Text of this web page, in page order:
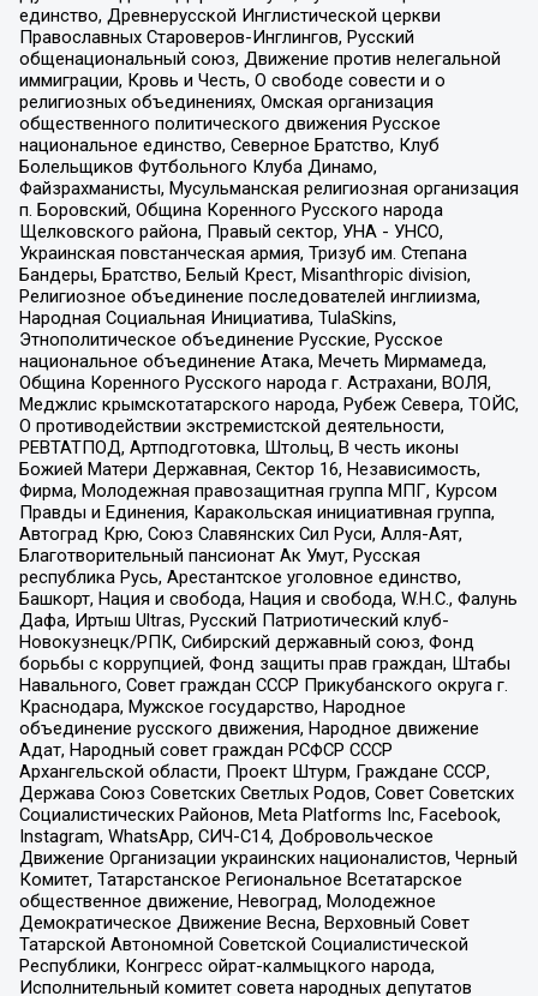
единство, Древнерусской Инглистической церкви
Православных Староверов-Инглингов, Русский
общенациональный союз, Движение против нелегальной
иммиграции, Кровь и Честь, О свободе совести и о
религиозных объединениях, Омская организация
общественного политического движения Русское
национальное единство, Северное Братство, Клуб
Болельщиков Футбольного Клуба Динамо,
Файзрахманисты, Мусульманская религиозная организация
п. Боровский, Община Коренного Русского народа
Щелковского района, Правый сектор, УНА - УНСО,
Украинская повстанческая армия, Тризуб им. Степана
Бандеры, Братство, Белый Крест, Misanthropic division,
Религиозное объединение последователей инглиизма,
Народная Социальная Инициатива, TulaSkins,
Этнополитическое объединение Русские, Русское
национальное объединение Атака, Мечеть Мирмамеда,
Община Коренного Русского народа г. Астрахани, ВОЛЯ,
Меджлис крымскотатарского народа, Рубеж Севера, ТОЙС,
О противодействии экстремистской деятельности,
РЕВТАТПОД, Артподготовка, Штольц, В честь иконы
Божией Матери Державная, Сектор 16, Независимость,
Фирма, Молодежная правозащитная группа МПГ, Курсом
Правды и Единения, Каракольская инициативная группа,
Автоград Крю, Союз Славянских Сил Руси, Алля-Аят,
Благотворительный пансионат Ак Умут, Русская
республика Русь, Арестантское уголовное единство,
Башкорт, Нация и свобода, Нация и свобода, W.H.С., Фалунь
Дафа, Иртыш Ultras, Русский Патриотический клуб-
Новокузнецк/РПК, Сибирский державный союз, Фонд
борьбы с коррупцией, Фонд защиты прав граждан, Штабы
Навального, Совет граждан СССР Прикубанского округа г.
Краснодара, Мужское государство, Народное
объединение русского движения, Народное движение
Адат, Народный совет граждан РСФСР СССР
Архангельской области, Проект Штурм, Граждане СССР,
Держава Союз Советских Светлых Родов, Совет Советских
Социалистических Районов, Meta Platforms Inc, Facebook,
Instagram, WhatsApp, СИЧ-С14, Добровольческое
Движение Организации украинских националистов, Черный
Комитет, Татарстанское Региональное Всетатарское
общественное движение, Невоград, Молодежное
Демократическое Движение Весна, Верховный Совет
Татарской Автономной Советской Социалистической
Республики, Конгресс ойрат-калмыцкого народа,
Исполнительный комитет совета народных депутатов